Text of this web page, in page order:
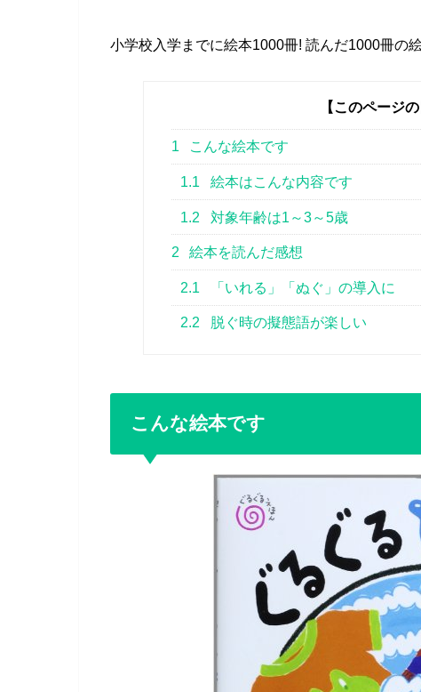
小学校入学までに絵本1000冊! 読んだ1000冊の
【このページの
1 こんな絵本です
1.1 絵本はこんな内容です
1.2 対象年齢は1～3～5歳
2 絵本を読んだ感想
2.1 「いれる」「ぬぐ」の導入に
2.2 脱ぐ時の擬態語が楽しい
こんな絵本です